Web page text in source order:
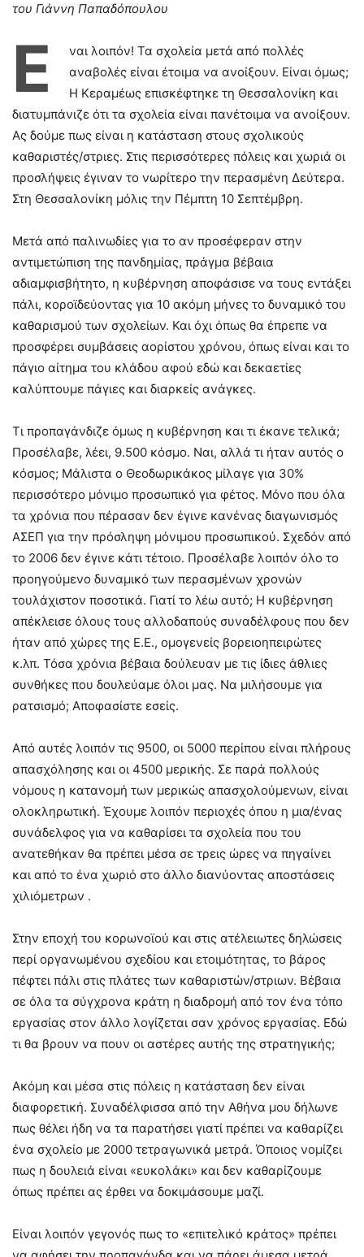
του Γιάννη Παπαδόπουλου
Ε
ναι λοιπόν! Τα σχολεία μετά από πολλές
αναβολές είναι έτοιμα να ανοίξουν. Είναι όμως;
Η Κεραμέως επισκέφτηκε τη Θεσσαλονίκη και
διατυμπάνιζε ότι τα σχολεία είναι πανέτοιμα να ανοίξουν.
Ας δούμε πως είναι η κατάσταση στους σχολικούς
καθαριστές/στριες. Στις περισσότερες πόλεις και χωριά οι
προσλήψεις έγιναν το νωρίτερο την περασμένη Δεύτερα.
Στη Θεσσαλονίκη μόλις την Πέμπτη 10 Σεπτέμβρη.
Μετά από παλινωδίες για το αν προσέφεραν στην
αντιμετώπιση της πανδημίας, πράγμα βέβαια
αδιαμφισβήτητο, η κυβέρνηση αποφάσισε να τους εντάξει
πάλι, κοροϊδεύοντας για 10 ακόμη μήνες το δυναμικό του
καθαρισμού των σχολείων. Και όχι όπως θα έπρεπε να
προσφέρει συμβάσεις αορίστου χρόνου, όπως είναι και το
πάγιο αίτημα του κλάδου αφού εδώ και δεκαετίες
καλύπτουμε πάγιες και διαρκείς ανάγκες.
Τι προπαγάνδιζε όμως η κυβέρνηση και τι έκανε τελικά;
Προσέλαβε, λέει, 9.500 κόσμο. Ναι, αλλά τι ήταν αυτός ο
κόσμος; Μάλιστα ο Θεοδωρικάκος μίλαγε για 30%
περισσότερο μόνιμο προσωπικό για φέτος. Μόνο που όλα
τα χρόνια που πέρασαν δεν έγινε κανένας διαγωνισμός
ΑΣΕΠ για την πρόσληψη μόνιμου προσωπικού. Σχεδόν από
το 2006 δεν έγινε κάτι τέτοιο. Προσέλαβε λοιπόν όλο το
προηγούμενο δυναμικό των περασμένων χρονών
τουλάχιστον ποσοτικά. Γιατί το λέω αυτό; Η κυβέρνηση
απέκλεισε όλους τους αλλοδαπούς συναδέλφους που δεν
ήταν από χώρες της Ε.Ε., ομογενείς βορειοηπειρώτες
κ.λπ. Τόσα χρόνια βέβαια δούλευαν με τις ίδιες άθλιες
συνθήκες που δουλεύαμε όλοι μας. Να μιλήσουμε για
ρατσισμό; Αποφασίστε εσείς.
Από αυτές λοιπόν τις 9500, οι 5000 περίπου είναι πλήρους
απασχόλησης και οι 4500 μερικής. Σε παρά πολλούς
νόμους η κατανομή των μερικώς απασχολούμενων, είναι
ολοκληρωτική. Έχουμε λοιπόν περιοχές όπου η μια/ένας
συνάδελφος για να καθαρίσει τα σχολεία που του
ανατεθήκαν θα πρέπει μέσα σε τρεις ώρες να πηγαίνει
και από το ένα χωριό στο άλλο διανύοντας αποστάσεις
χιλιόμετρων .
Στην εποχή του κορωνοϊού και στις ατέλειωτες δηλώσεις
περί οργανωμένου σχεδίου και ετοιμότητας, το βάρος
πέφτει πάλι στις πλάτες των καθαριστών/στριων. Βέβαια
σε όλα τα σύγχρονα κράτη η διαδρομή από τον ένα τόπο
εργασίας στον άλλο λογίζεται σαν χρόνος εργασίας. Εδώ
τι θα βρουν να πουν οι αστέρες αυτής της στρατηγικής;
Ακόμη και μέσα στις πόλεις η κατάσταση δεν είναι
διαφορετική. Συναδέλφισσα από την Αθήνα μου δήλωνε
πως θέλει ήδη να τα παρατήσει γιατί πρέπει να καθαρίζει
ένα σχολείο με 2000 τετραγωνικά μετρά. Όποιος νομίζει
πως η δουλειά είναι «ευκολάκι» και δεν καθαρίζουμε
όπως πρέπει ας έρθει να δοκιμάσουμε μαζί.
Είναι λοιπόν γεγονός πως το «επιτελικό κράτος» πρέπει